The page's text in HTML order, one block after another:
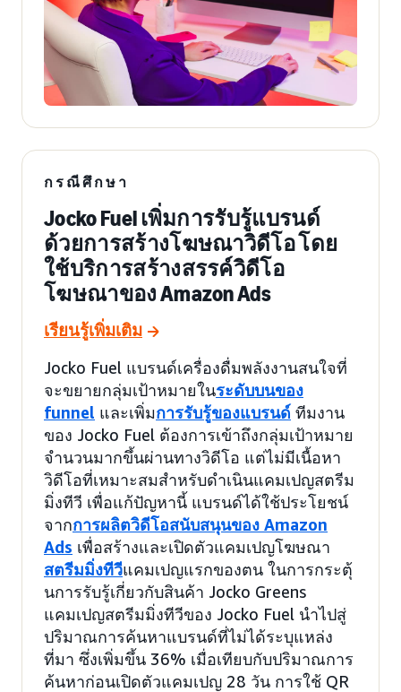
กรณีศึกษา
Jocko Fuel เพิ่มการรับรู้แบรนด์
ด้วยการสร้างโฆษณาวิดีโอ โดย
ใช้บริการสร้างสรรค์วิดีโอ
โฆษณาของ Amazon Ads
เรียนรู้เพิ่มเติม
Jocko Fuel แบรนด์เครื่องดื่มพลังงานสนใจที่
จะขยายกลุ่มเป้าหมายในระดับบนของ
funnel และเพิ่มการรับรู้ของแบรนด์ ทีมงาน
ของ Jocko Fuel ต้องการเข้าถึงกลุ่มเป้าหมาย
จำนวนมากขึ้นผ่านทางวิดีโอ แต่ไม่มีเนื้อหา
วิดีโอที่เหมาะสมสำหรับดำเนินแคมเปญสตรีม
มิ่งทีวี เพื่อแก้ปัญหานี้ แบรนด์ได้ใช้ประโยชน์
จากการผลิตวิดีโอสนับสนุนของ Amazon
Ads เพื่อสร้างและเปิดตัวแคมเปญโฆษณา
สตรีมมิ่งทีวีแคมเปญแรกของตน ในการกระตุ้
นการรับรู้เกี่ยวกับสินค้า Jocko Greens
แคมเปญสตรีมมิ่งทีวีของ Jocko Fuel นำไปสู่
ปริมาณการค้นหาแบรนด์ที่ไม่ได้ระบุแหล่ง
ที่มา ซึ่งเพิ่มขึ้น 36% เมื่อเทียบกับปริมาณการ
ค้นหาก่อนเปิดตัวแคมเปญ 28 วัน การใช้ QR